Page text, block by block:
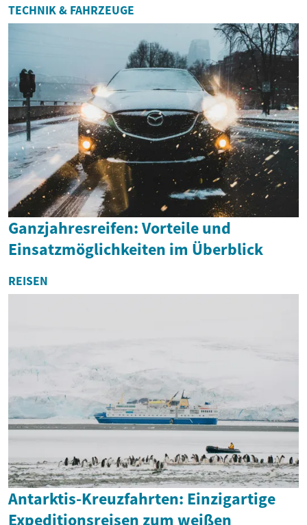
TECHNIK & FAHRZEUGE
Ganzjahresreifen: Vorteile und
Einsatzmöglichkeiten im Überblick
REISEN
Antarktis-Kreuzfahrten: Einzigartige
Expeditionsreisen zum weißen